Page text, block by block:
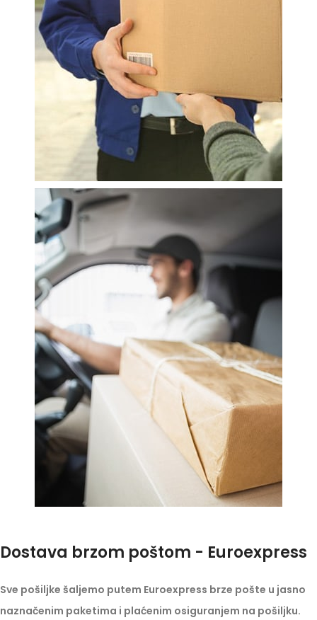
Dostava brzom poštom - Euroexpress
Sve pošiljke šaljemo putem Euroexpress brze pošte u jasno
naznačenim paketima i plaćenim osiguranjem na pošiljku.